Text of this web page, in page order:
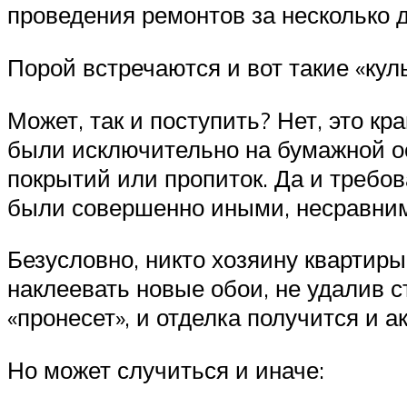
проведения ремонтов за несколько
Порой встречаются и вот такие
Может, так и поступить? Нет, это
были исключительно на бумажной
покрытий или пропиток. Да и
были совершенно иными,
Безусловно, никто хозяину
наклеевать новые обои, не удалив
«пронесет», и отделка получится и
Но может случиться и иначе: